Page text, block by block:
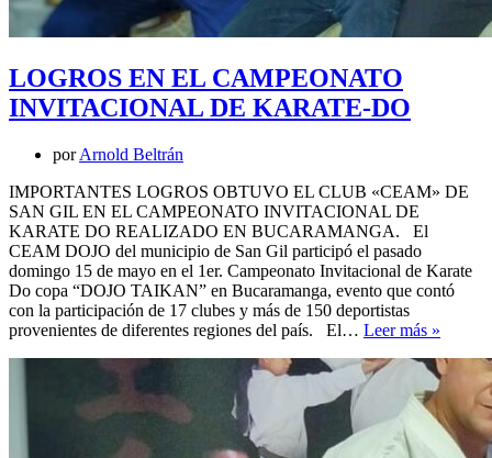
LOGROS EN EL CAMPEONATO
INVITACIONAL DE KARATE-DO
porArnold Beltrán
IMPORTANTES LOGROS OBTUVO EL CLUB «CEAM» DE
SAN GIL EN EL CAMPEONATO INVITACIONAL DE
KARATE DO REALIZADO EN BUCARAMANGA. El
CEAM DOJO del municipio de San Gil participó el pasado
domingo 15 de mayo en el 1er. Campeonato Invitacional de Karate
Do copa “DOJO TAIKAN” en Bucaramanga, evento que contó
con la participación de 17 clubes y más de 150 deportistas
provenientes de diferentes regiones del país. El… Leer más »
EL
DE